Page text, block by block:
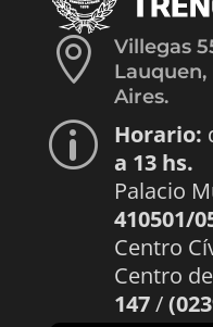

Villegas
Aires.
p Horario:
a 13 hs.
Palacio
410501/
Centro
Centro
147/